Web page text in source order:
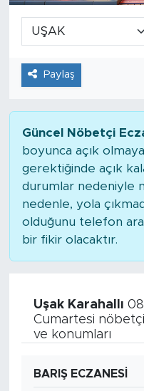
Paylaş
Güncel Nöbetçi
boyunca açık
gerektiğinde açık
durumlar nedeniyle
nedenle, yola
olduğunu telefon
bir fikir olacaktır.
Uşak Karahallı
Cumartesi
ve konumları
BARIŞ ECZANESİ